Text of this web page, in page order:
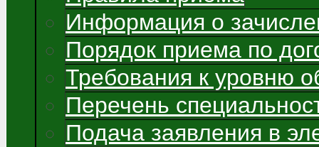
Информация о
Порядок приема по
Требования к уровню
Перечень
Подача заявления в